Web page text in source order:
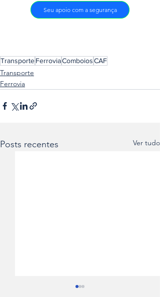
Seu apoio com a segurança
TransporteFerroviaComboiosCAF
Transporte
Ferrovia
Posts recentes Ver tudo